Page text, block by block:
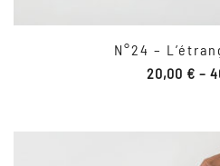
N°24 –
20,00 € –